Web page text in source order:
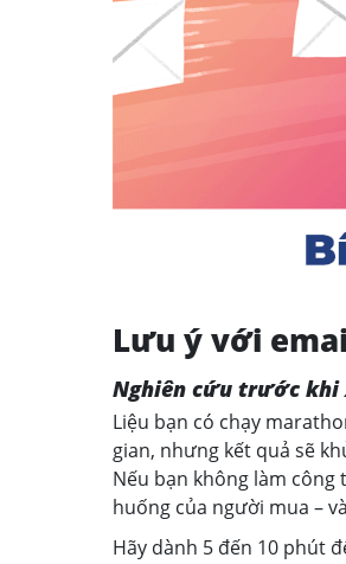
Lưu ý với
Nghiên cứu trước khi
Liệu bạn có chạy
gian, nhưng kết quả sẽ
Nếu bạn không làm
huống của người mua –
Hãy dành 5 đến 10 phút